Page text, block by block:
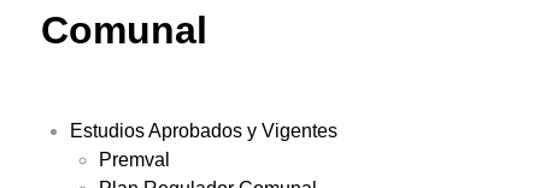
Comunal
Estudios Aprobados y Vigentes
Premval